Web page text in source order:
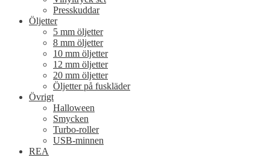
Presskuddar
Öljetter
5 mm öljetter
8 mm öljetter
10 mm öljetter
12 mm öljetter
20 mm öljetter
Öljetter på fuskläder
Övrigt
Halloween
Smycken
Turbo-roller
USB-minnen
REA